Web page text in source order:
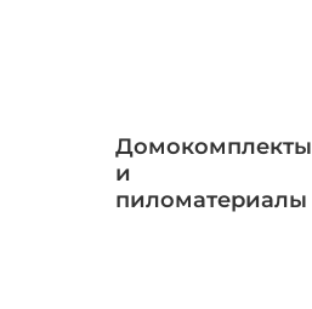
Домокомплекты
и
пиломатериалы